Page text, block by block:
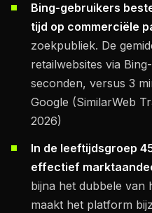
Bing-gebruikers
tijd op commerciële
zoekpubliek. De
retailwebsites via
seconden, versus 3
Google (SimilarWeb
2026)
In de leeftijdsgroep
effectief
bijna het dubbele van
maakt het platform